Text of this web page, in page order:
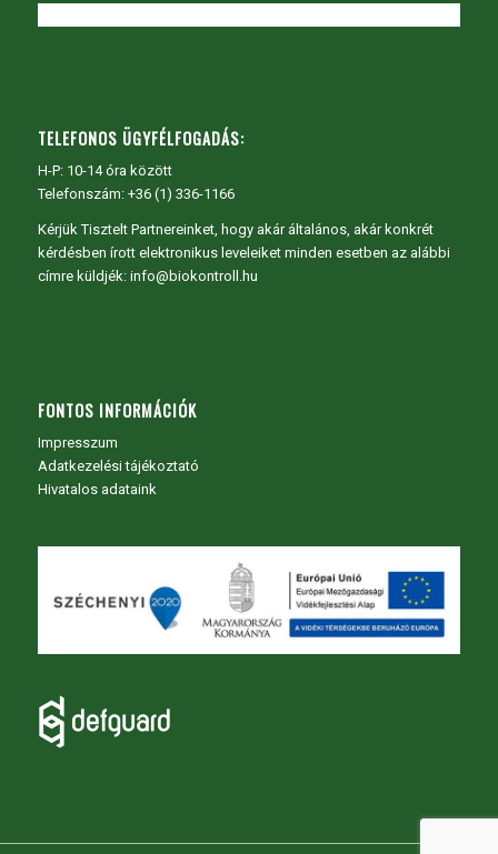
TELEFONOS ÜGYFÉLFOGADÁS:
H-P: 10-14 óra között
Telefonszám: +36 (1) 336-1166
Kérjük Tisztelt Partnereinket, hogy akár általános, akár konkrét
kérdésben írott elektronikus leveleiket minden esetben az alábbi
címre küldjék: info@biokontroll.hu
FONTOS INFORMÁCIÓK
Impresszum
Adatkezelési tájékoztató
Hivatalos adataink